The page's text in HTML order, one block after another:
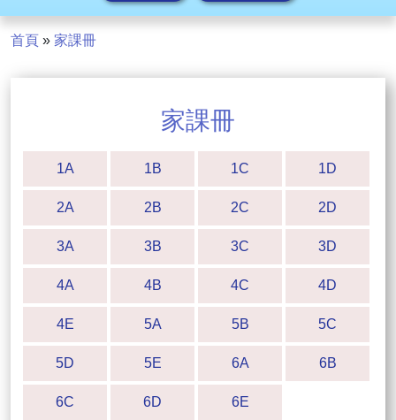
首頁 » 家課冊
家課冊
1A 1B 1C 1D
2A 2B 2C 2D
3A 3B 3C 3D
4A 4B 4C 4D
4E 5A 5B 5C
5D 5E 6A 6B
6C 6D 6E